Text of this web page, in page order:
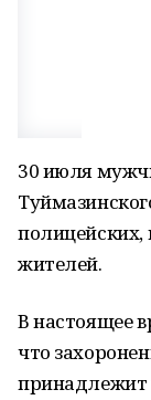
30 июля
жителей.
В настоящее
что
принадлежит